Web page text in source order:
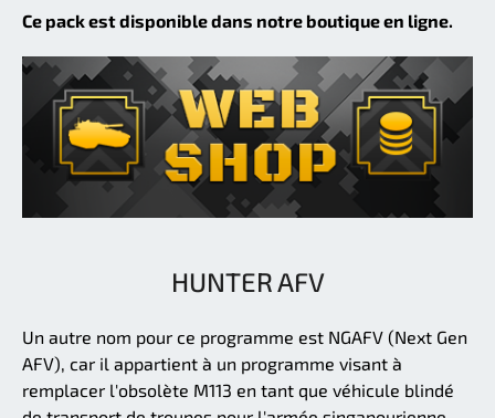
Ce pack est disponible dans notre boutique en ligne.
HUNTER AFV
Un autre nom pour ce programme est NGAFV (Next Gen
AFV), car il appartient à un programme visant à
remplacer l'obsolète M113 en tant que véhicule blindé